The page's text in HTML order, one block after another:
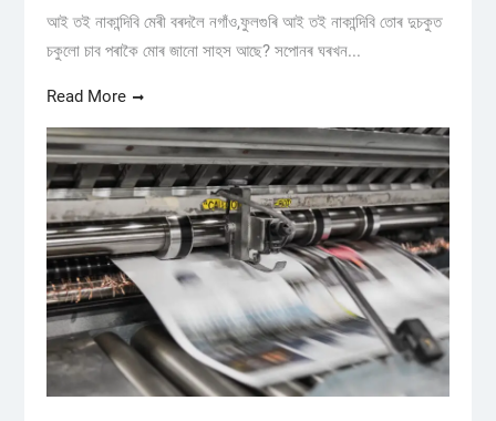
আই তই নাকান্দিবি মেৰী বৰদলৈ নগাঁও,ফুলগুৰি আই তই নাকান্দিবি তোৰ দুচকুত
চকুলো চাব পৰাকৈ মোৰ জানো সাহস আছে? সপোনৰ ঘৰখন...
Read More